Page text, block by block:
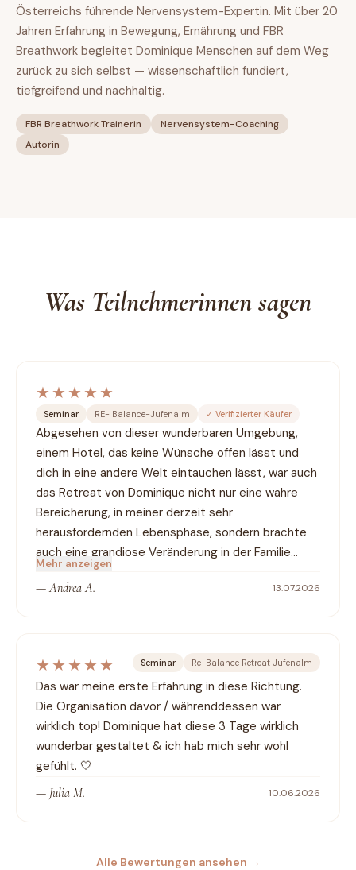
Österreichs führende Nervensystem-Expertin. Mit über 20
Jahren Erfahrung in Bewegung, Ernährung und FBR
Breathwork begleitet Dominique Menschen auf dem Weg
zurück zu sich selbst — wissenschaftlich fundiert,
tiefgreifend und nachhaltig.
FBR Breathwork Trainerin
Nervensystem-Coaching
Autorin
Was Teilnehmerinnen sagen
★★★★★
Seminar RE- Balance-Jufenalm ✓ Verifizierter Käufer
Abgesehen von dieser wunderbaren Umgebung,
einem Hotel, das keine Wünsche offen lässt und
dich in eine andere Welt eintauchen lässt, war auch
das Retreat von Dominique nicht nur eine wahre
Bereicherung, in meiner derzeit sehr
herausfordernden Lebensphase, sondern brachte
auch eine grandiose Veränderung in der Familie…
Mehr anzeigen
—Andrea A. 13.07.2026
★★★★★ Seminar Re-Balance Retreat Jufenalm
Das war meine erste Erfahrung in diese Richtung.
Die Organisation davor / währenddessen war
wirklich top! Dominique hat diese 3 Tage wirklich
wunderbar gestaltet & ich hab mich sehr wohl
gefühlt. 🤍
— Julia M. 10.06.2026
Alle Bewertungen ansehen →